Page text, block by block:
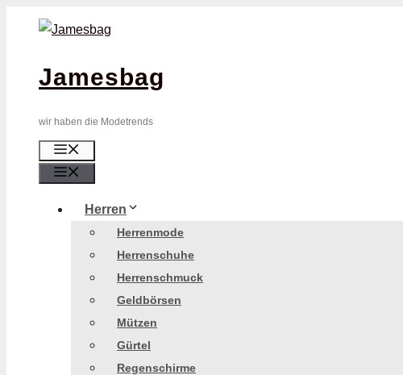
Jamesbag
wir haben die Modetrends
Herren
Herrenmode
Herrenschuhe
Herrenschmuck
Geldbörsen
Mützen
Gürtel
Regenschirme